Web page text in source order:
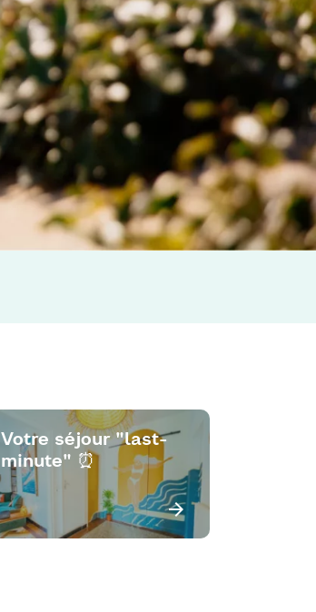
Votre séjour "last-
minute" ⏰